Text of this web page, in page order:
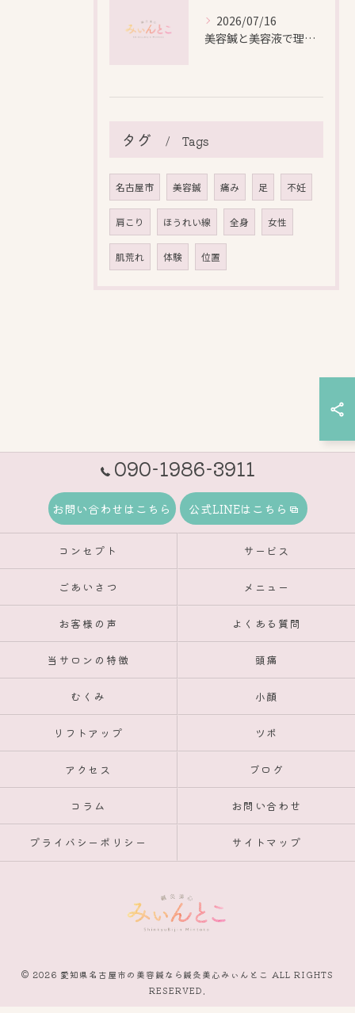
2026/07/16
美容鍼と美容液で理想の美肌を叶える愛知県名古屋市北区金田町の最新メソッド
タグ Tags
名古屋市 美容鍼 痛み 足 不妊
肩こり ほうれい線 全身 女性
肌荒れ 体験 位置
090-1986-3911
お問い合わせはこちら 公式LINEはこちら
コンセプト サービス
ごあいさつ メニュー
お客様の声 よくある質問
当サロンの特徴 頭痛
むくみ 小顔
リフトアップ ツボ
アクセス ブログ
コラム お問い合わせ
プライバシーポリシー サイトマップ
© 2026 愛知県名古屋市の美容鍼なら鍼灸美心みぃんとこ ALL RIGHTS
RESERVED.